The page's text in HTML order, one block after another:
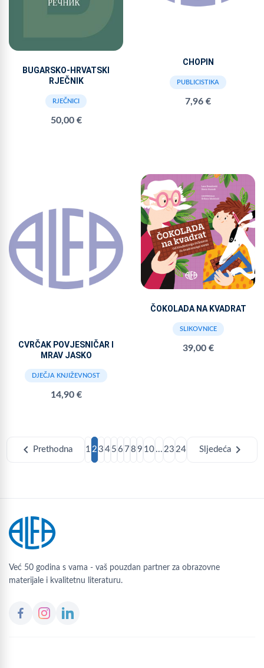
BUGARSKO-HRVATSKI
RJEČNIK
RJEČNICI
50,00 €
CHOPIN
PUBLICISTIKA
7,96 €
CVRČAK POVJESNIČAR I
MRAV JASKO
DJEČJA KNJIŽEVNOST
14,90 €
ČOKOLADA NA KVADRAT
SLIKOVNICE
39,00 €
chevron_left Prethodna 1 2 3 4 5 6 7 8 9 10 ... 23 24 Sljedeća chevron_right
Već 50 godina s vama - vaš pouzdan partner za obrazovne
materijale i kvalitetnu literaturu.